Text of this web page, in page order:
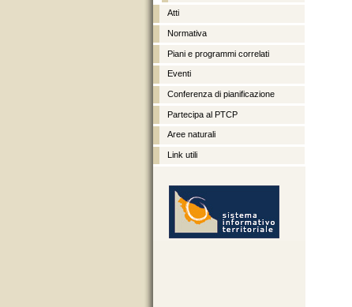
Atti
Normativa
Piani e programmi correlati
Eventi
Conferenza di pianificazione
Partecipa al PTCP
Aree naturali
Link utili